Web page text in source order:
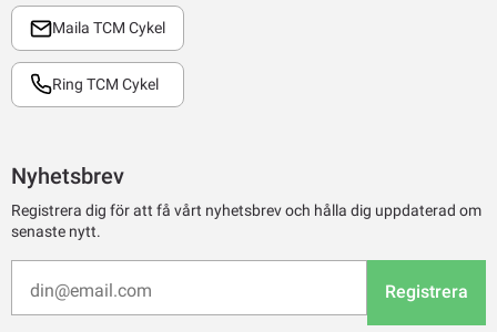
Maila TCM Cykel
Ring TCM Cykel
Nyhetsbrev
Registrera dig för att få vårt nyhetsbrev och hålla dig uppdaterad om
senaste nytt.
Registrera